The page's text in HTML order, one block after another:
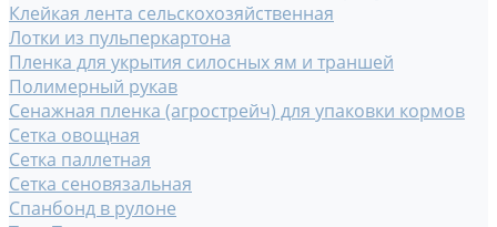
Клейкая лента сельскохозяйственная
Лотки из пульперкартона
Пленка для укрытия силосных ям и траншей
Полимерный рукав
Сенажная пленка (агрострейч) для упаковки кормов
Сетка овощная
Сетка паллетная
Сетка сеновязальная
Спанбонд в рулоне